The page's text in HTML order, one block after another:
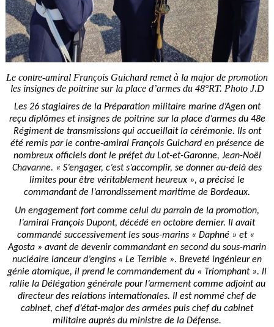
Le contre-amiral François Guichard remet à la major de promotion
les insignes de poitrine sur la place d’armes du 48°RT. Photo J.D
Les 26 stagiaires de la Préparation militaire marine d’Agen ont
reçu diplômes et insignes de poitrine sur la place d’armes du 48e
Régiment de transmissions qui accueillait la cérémonie. Ils ont
été remis par le contre-amiral François Guichard en présence de
nombreux officiels dont le préfet du Lot-et-Garonne, Jean-Noël
Chavanne. « S’engager, c’est s’accomplir, se donner au-delà des
limites pour être véritablement heureux », a précisé le
commandant de l’arrondissement maritime de Bordeaux.
Un engagement fort comme celui du parrain de la promotion,
l’amiral François Dupont, décédé en octobre dernier. Il avait
commandé successivement les sous-marins « Daphné » et «
Agosta » avant de devenir commandant en second du sous-marin
nucléaire lanceur d’engins « Le Terrible ». Breveté ingénieur en
génie atomique, il prend le commandement du « Triomphant ». ll
rallie la Délégation générale pour l’armement comme adjoint au
directeur des relations internationales. Il est nommé chef de
cabinet, chef d’état-major des armées puis chef du cabinet
militaire auprès du ministre de la Défense.